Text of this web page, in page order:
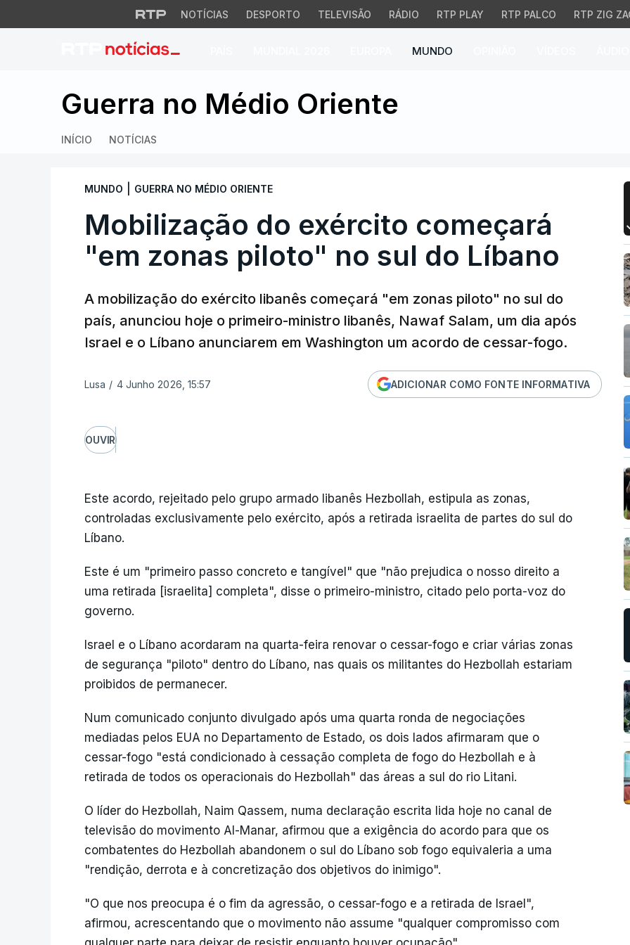
NOTÍCIAS DESPORTO TELEVISÃO RÁDIO RTP PLAY RTP PALCO RTP ZIG
MUNDO
Mobilização do exército começará "em
Guerra no Médio Oriente
INÍCIO NOTÍCIAS
MUNDO GUERRA NO MÉDIO ORIENTE
Mobilização do exército começará
"em zonas piloto" no sul do Líbano
A mobilização do exército libanês começará "em zonas piloto" no sul do
país, anunciou hoje o primeiro-ministro libanês, Nawaf Salam, um dia após
Israel e o Líbano anunciarem em Washington um acordo de cessar-fogo.
Lusa / 4 Junho 2026, 15:57 ADICIONAR COMO FONTE INFORMATIVA
OUVIR
Este acordo, rejeitado pelo grupo armado libanês Hezbollah, estipula as zonas,
controladas exclusivamente pelo exército, após a retirada israelita de partes do sul do
Líbano.
Este é um "primeiro passo concreto e tangível" que "não prejudica o nosso direito a
uma retirada [israelita] completa", disse o primeiro-ministro, citado pelo porta-voz do
governo.
Israel e o Líbano acordaram na quarta-feira renovar o cessar-fogo e criar várias zonas
de segurança "piloto" dentro do Líbano, nas quais os militantes do Hezbollah estariam
proibidos de permanecer.
Num comunicado conjunto divulgado após uma quarta ronda de negociações
mediadas pelos EUA no Departamento de Estado, os dois lados afirmaram que o
cessar-fogo "está condicionado à cessação completa de fogo do Hezbollah e à
retirada de todos os operacionais do Hezbollah" das áreas a sul do rio Litani.
O líder do Hezbollah, Naim Qassem, numa declaração escrita lida hoje no canal de
televisão do movimento Al-Manar, afirmou que a exigência do acordo para que os
combatentes do Hezbollah abandonem o sul do Líbano sob fogo equivaleria a uma
"rendição, derrota e à concretização dos objetivos do inimigo".
"O que nos preocupa é o fim da agressão, o cessar-fogo e a retirada de Israel",
afirmou, acrescentando que o movimento não assume "qualquer compromisso com